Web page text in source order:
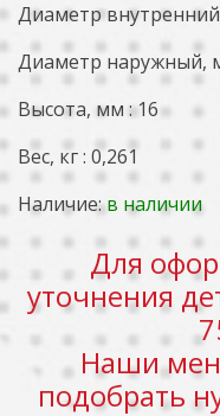
Диаметр
Диаметр наружный,
Высота, мм : 16
Вес, кг : 0,261
Наличие:в наличии
Для
уточнения
Наши
подобрать